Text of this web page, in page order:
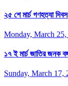
২৫ শে মার্চ গণহত্যা
Monday, March 25,
১৭ ই মার্চ জাতির জনক
Sunday, March 17,